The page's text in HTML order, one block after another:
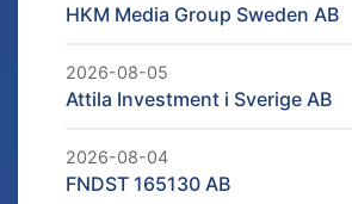
HKM Media Group Sweden AB
2026-08-05
Attila Investment i Sverige AB
2026-08-04
FNDST 165130 AB